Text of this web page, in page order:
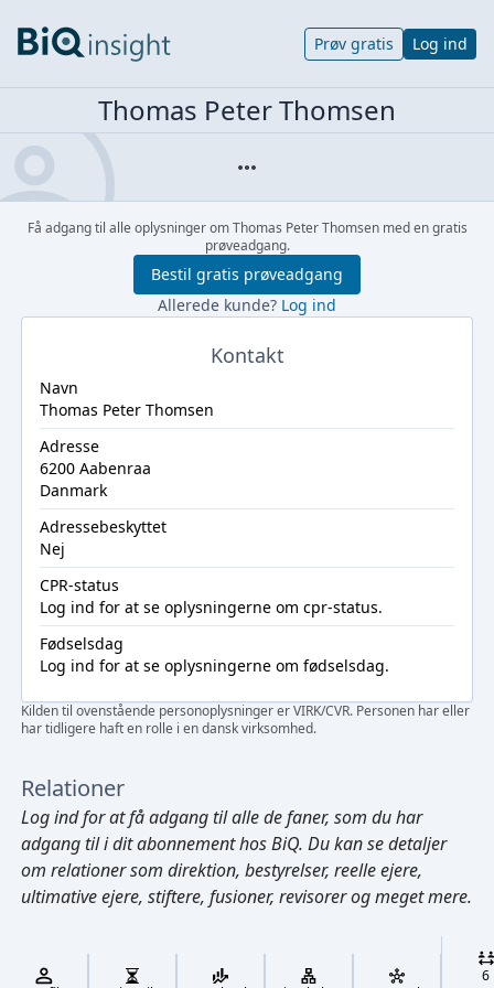
Cmd/Ctrl + K
Prøv gratis Log ind
Thomas Peter Thomsen
Få adgang til alle oplysninger om Thomas Peter Thomsen med en gratis
prøveadgang.
Bestil gratis prøveadgang
Allerede kunde? Log ind
Kontakt
Navn
Thomas Peter Thomsen
Adresse
6200 Aabenraa
Danmark
Adressebeskyttet
Nej
CPR-status
Log ind for at se oplysningerne om cpr-status.
Fødselsdag
Log ind for at se oplysningerne om fødselsdag.
Kilden til ovenstående personoplysninger er VIRK/CVR. Personen har eller
har tidligere haft en rolle i en dansk virksomhed.
Relationer
Log indfor at få adgang til alle de faner, som du har
adgang til i dit abonnement hos BiQ. Du kan se detaljer
om relationer som direktion, bestyrelser, reelle ejere,
ultimative ejere, stiftere, fusioner, revisorer og meget mere.
6